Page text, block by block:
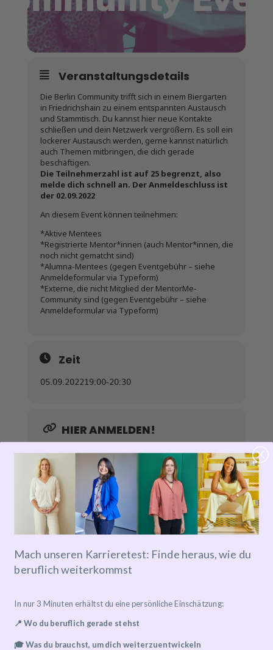
Veranstaltungsdetails
Die Berlin Community trifft sich in einem Biergarten
in Friedrichshain zu einem entspannten Austausch
und Stammtisch. Du kannst hier neue Kontakte
schließen und dein Netzwerk vergrößern. Es soll ein
lockerer Austausch werden, gerne kannst natürlich
auch Themen mitbringen, die dich gerade
beschäftigen.
Die Teilnehmerzahl ist auf 25 begrenzt, also
melde dich schnell an. Der Anmeldeschluss ist
der 02.09.2022
An diesem Event können teilnehmen:
*Aktive Mentees
*Registrierte Mentor*innen (auch Mentor*innen, die
noch nicht gematcht sind)
*Alumna-Mentees (gegen Eventgebühr – siehe
Anmeldeformular via Typeform)
*Externe, die nicht Mitglied der MentorMe-
Community sind (gegen Eventgebühr – siehe
Anmeldeformular via Typeform)
Zeit
05.09.202219:00-20:30
HIER ANMELDEN!
Search
Recent Posts
Mentoring Journeys
Meet the Mentor
Mach unseren Karrieretest: Finde heraus, wie du
beruflich weiterkommst
In nur 3 Minuten erhältst du eine persönliche Einschätzung:
📍 Wo du beruflich gerade stehst
🎓 Was du brauchst, um dich weiterzuentwickeln